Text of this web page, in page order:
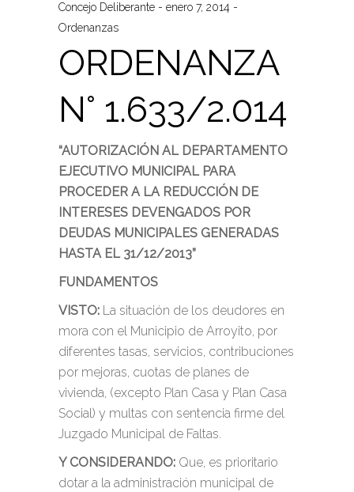
Concejo Deliberante
enero 7, 2014
Ordenanzas
ORDENANZA
N° 1.633/2.014
“AUTORIZACIÓN AL DEPARTAMENTO
EJECUTIVO MUNICIPAL PARA
PROCEDER A LA REDUCCIÓN DE
INTERESES DEVENGADOS POR
DEUDAS MUNICIPALES GENERADAS
HASTA EL 31/12/2013”
FUNDAMENTOS
VISTO: La situación de los deudores en
mora con el Municipio de Arroyito, por
diferentes tasas, servicios, contribuciones
por mejoras, cuotas de planes de
vivienda, (excepto Plan Casa y Plan Casa
Social) y multas con sentencia firme del
Juzgado Municipal de Faltas.
Y CONSIDERANDO: Que, es prioritario
dotar a la administración municipal de